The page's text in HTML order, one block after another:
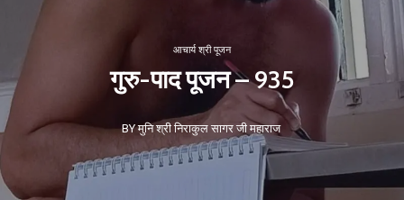
आचार्य श्री पूजन
गुरु-पाद पूजन – 935
BY मुनि श्री निराकुल सागर जी महाराज